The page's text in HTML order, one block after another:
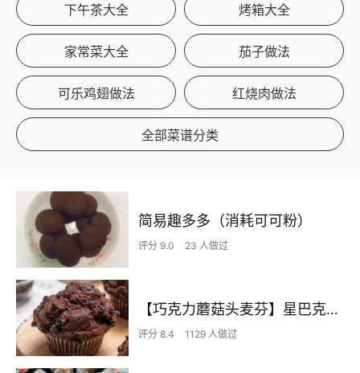
下午茶大全 烤箱大全
家常菜大全 茄子做法
可乐鸡翅做法 红烧肉做法
全部菜谱分类
简易趣多多（消耗可可粉）
评分 9.0 23 人做过
【巧克力蘑菇头麦芬】星巴克同款
评分 8.4 1129 人做过